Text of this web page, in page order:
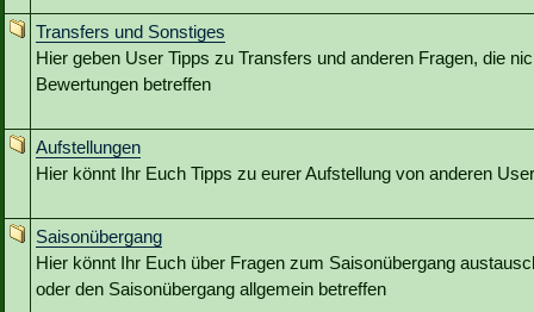
Transfers und Sonstiges
Hier geben User Tipps zu Transfers und anderen Fragen, die
Bewertungen betreffen
Aufstellungen
Hier könnt Ihr Euch Tipps zu eurer Aufstellung von anderen
Saisonübergang
Hier könnt Ihr Euch über Fragen zum Saisonübergang
oder den Saisonübergang allgemein betreffen